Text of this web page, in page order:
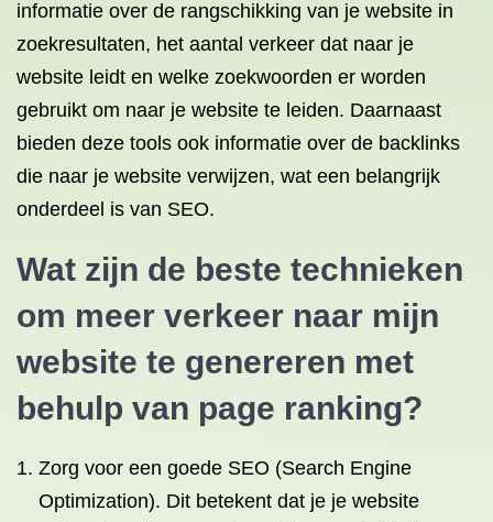
informatie over de rangschikking van je website in
zoekresultaten, het aantal verkeer dat naar je
website leidt en welke zoekwoorden er worden
gebruikt om naar je website te leiden. Daarnaast
bieden deze tools ook informatie over de backlinks
die naar je website verwijzen, wat een belangrijk
onderdeel is van SEO.
Wat zijn de beste technieken
om meer verkeer naar mijn
website te genereren met
behulp van page ranking?
Zorg voor een goede SEO (Search Engine
Optimization). Dit betekent dat je je website